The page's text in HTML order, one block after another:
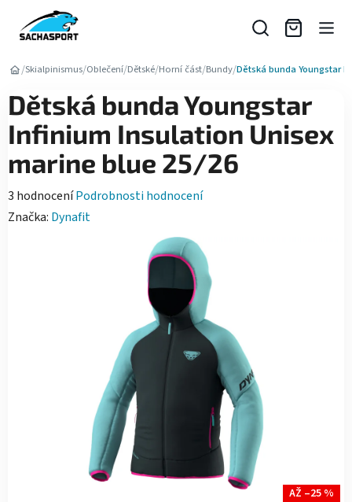
obsah
/Skialpinismus/Oblečení/Dětské/Horní část/Bundy/Dětská bunda Youngstar
Dětská bunda Youngstar
Infinium Insulation Unisex
marine blue 25/26
Průměrné
hodnocení
3 hodnoceníPodrobnosti hodnocení
Značka: Dynafit
AŽ –25 %